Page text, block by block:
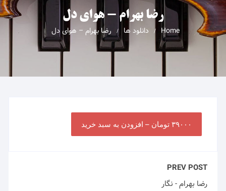
رضا بهرام - هوای دل
Home دانلود ها رضا بهرام – هوای دل
۳۹۰۰۰ تومان – افزودن به سبد خرید
PREV POST
رضا بهرام - نگار